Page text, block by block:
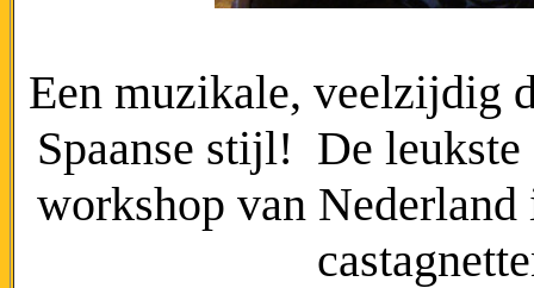
Een muzikale, veelzijdig
Spaanse stijl! De
workshop van